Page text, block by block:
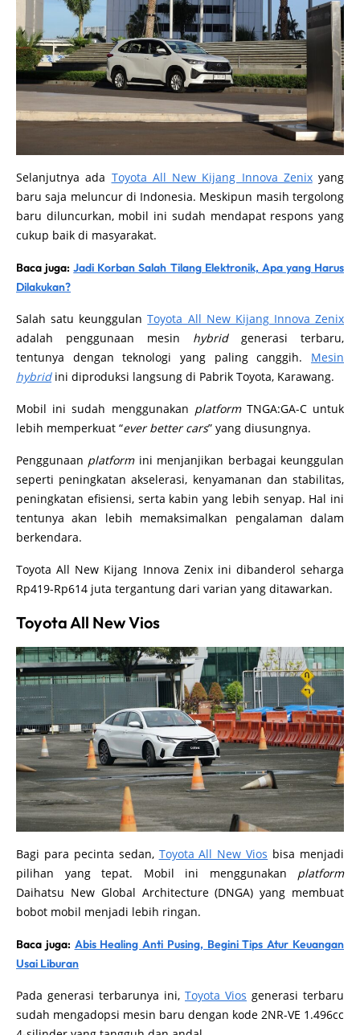
Selanjutnya ada Toyota All New Kijang Innova Zenixyang
baru saja meluncur di Indonesia. Meskipun masih tergolong
baru diluncurkan, mobil ini sudah mendapat respons yang
cukup baik di masyarakat.
Baca juga:Jadi Korban Salah Tilang Elektronik, Apa yang Harus
Dilakukan?
Salah satu keunggulanToyota All New Kijang Innova Zenix
adalah penggunaan mesin hybrid generasi terbaru,
tentunya dengan teknologi yang paling canggih. Mesin
hybrid ini diproduksi langsung di Pabrik Toyota, Karawang.
Mobil ini sudah menggunakan platformTNGA:GA-C untuk
lebih memperkuat “ever better cars” yang diusungnya.
Penggunaan platformini menjanjikan berbagai keunggulan
seperti peningkatan akselerasi, kenyamanan dan stabilitas,
peningkatan efisiensi, serta kabin yang lebih senyap. Hal ini
tentunya akan lebih memaksimalkan pengalaman dalam
berkendara.
Toyota All New Kijang Innova Zenix ini dibanderol seharga
Rp419-Rp614 juta tergantung dari varian yang ditawarkan.
Toyota All New Vios
Bagi para pecinta sedan, Toyota All New Vios bisa menjadi
pilihan yang tepat. Mobil ini menggunakan platform
Daihatsu New Global Architecture (DNGA) yang membuat
bobot mobil menjadi lebih ringan.
Baca juga: Abis Healing Anti Pusing, Begini Tips Atur Keuangan
Usai Liburan
Pada generasi terbarunya ini, Toyota Vios generasi terbaru
sudah mengadopsi mesin baru dengan kode 2NR-VE 1.496cc